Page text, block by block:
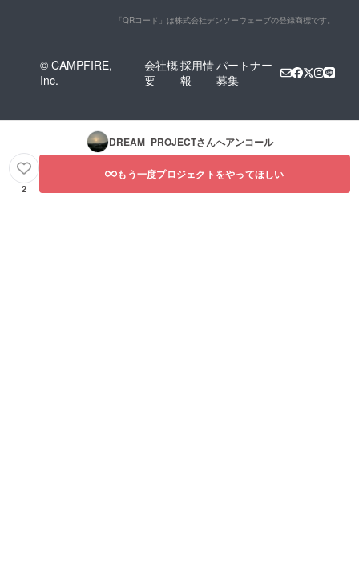
「QRコード」は株式会社デンソーウェーブの登録商標です。
© CAMPFIRE,
Inc.
会社概
要
採用情
報
パートナー
募集
DREAM_PROJECTさんへアンコール
2
もう一度プロジェクトをやってほしい